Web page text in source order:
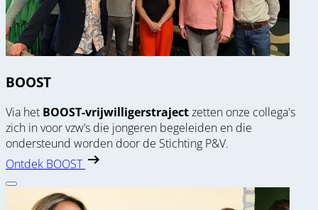
BOOST
Via het BOOST-vrijwilligerstrajectzetten onze collega's
zich in voor vzw’s die jongeren begeleiden en die
ondersteund worden door de Stichting P&V.
Ontdek BOOST